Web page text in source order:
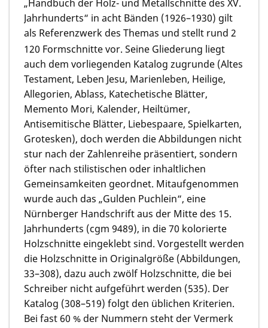
„Handbuch der Holz- und Metallschnitte des XV.
Jahrhunderts“ in acht Bänden (1926–1930) gilt
als Referenzwerk des Themas und stellt rund 2
120 Formschnitte vor. Seine Gliederung liegt
auch dem vorliegenden Katalog zugrunde (Altes
Testament, Leben Jesu, Marienleben, Heilige,
Allegorien, Ablass, Katechetische Blätter,
Memento Mori, Kalender, Heiltümer,
Antisemitische Blätter, Liebespaare, Spielkarten,
Grotesken), doch werden die Abbildungen nicht
stur nach der Zahlenreihe präsentiert, sondern
öfter nach stilistischen oder inhaltlichen
Gemeinsamkeiten geordnet. Mitaufgenommen
wurde auch das „Gulden Puchlein“, eine
Nürnberger Handschrift aus der Mitte des 15.
Jahrhunderts (cgm 9489), in die 70 kolorierte
Holzschnitte eingeklebt sind. Vorgestellt werden
die Holzschnitte in Originalgröße (Abbildungen,
33–308), dazu auch zwölf Holzschnitte, die bei
Schreiber nicht aufgeführt werden (535). Der
Katalog (308–519) folgt den üblichen Kriterien.
Bei fast 60 % der Nummern steht der Vermerk